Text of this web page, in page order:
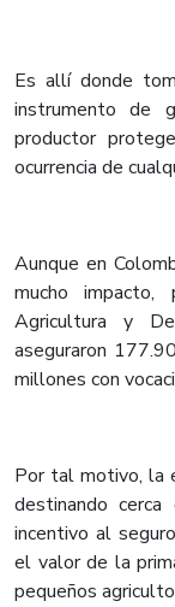
Es allí donde
instrumento de
productor
ocurrencia de
Aunque en
mucho
Agricultura y
aseguraron
millones con
Por tal motivo, la
destinando
incentivo al
el valor de la
pequeños